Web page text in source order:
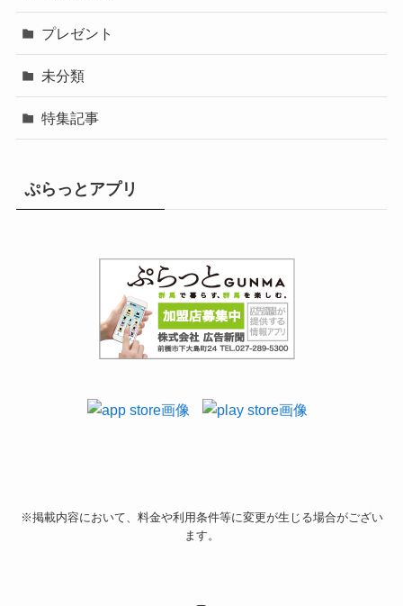
プレゼント
未分類
特集記事
ぷらっとアプリ
※掲載内容において、料金や利用条件等に変更が生じる場合がござい
ます。